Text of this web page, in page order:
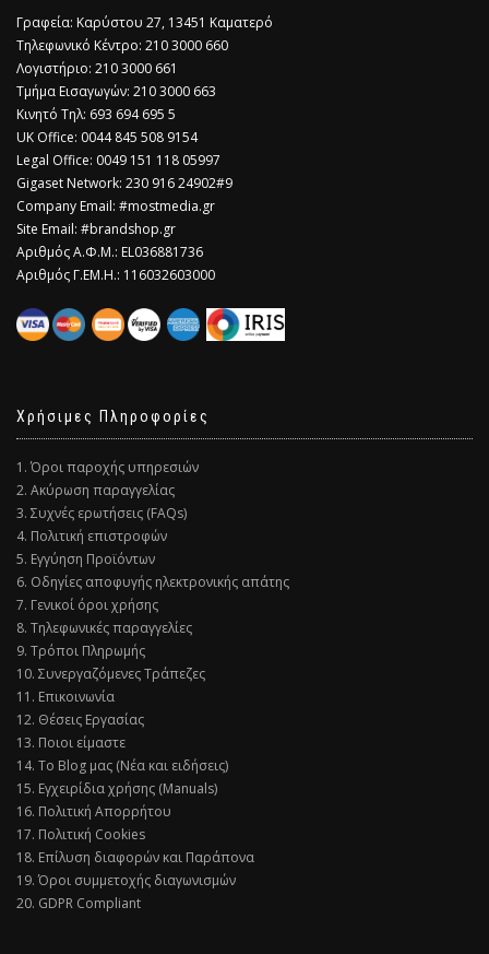
Γραφεία: Καρύστου 27, 13451 Καματερό
Τηλεφωνικό Κέντρο: 210 3000 660
Λογιστήριο: 210 3000 661
Τμήμα Εισαγωγών: 210 3000 663
Κινητό Τηλ: 693 694 695 5
​UK Office: 0044 845 508 9154
Legal Office: 0049 151 118 05997
Gigaset Network: 230 916 24902#9
Company Email: #mostmedia.gr
Site Email: #brandshop.gr
Αριθμός Α.Φ.Μ.: EL036881736
Αριθμός Γ.ΕΜ.Η.: 116032603000
Χρήσιμες Πληροφορίες
1. Όροι παροχής υπηρεσιών
2. Ακύρωση παραγγελίας
3. Συχνές ερωτήσεις (FAQs)
4. Πολιτική επιστροφών
5. Εγγύηση Προϊόντων
6. Οδηγίες αποφυγής ηλεκτρονικής απάτης
7. Γενικοί όροι χρήσης
8. Τηλεφωνικές παραγγελίες
9. Τρόποι Πληρωμής
10. Συνεργαζόμενες Τράπεζες
11. Επικοινωνία
12. Θέσεις Εργασίας
13. Ποιοι είμαστε
14. Το Blog μας (Νέα και ειδήσεις)
15. Εγχειρίδια χρήσης (Manuals)
16. Πολιτική Απορρήτου
17. Πολιτική Cookies
18. Επίλυση διαφορών και Παράπονα
19. Όροι συμμετοχής διαγωνισμών
20. GDPR Compliant